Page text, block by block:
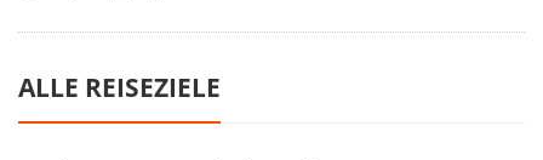
ALLE REISEZIELE